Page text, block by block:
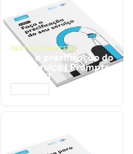
GESTÃO FINANCEIRA
Faça a precificação do
seu serviço | Prompts
ChatGPT